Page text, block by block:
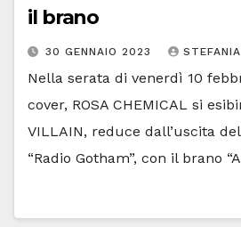
il brano
30 GENNAIO 2023
Nella serata di venerdì 10
cover, ROSA CHEMICAL si
VILLAIN, reduce dall’uscita
“Radio Gotham”, con il brano